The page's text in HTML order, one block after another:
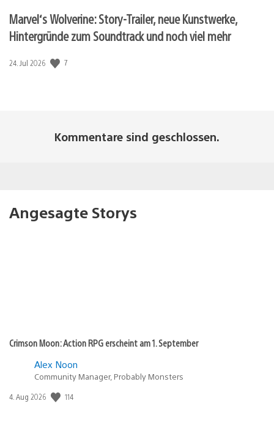
Marvel‘s Wolverine: Story-Trailer, neue Kunstwerke,
Hintergründe zum Soundtrack und noch viel mehr
Veröffentlichungsdatum:
24. Jul 2026 7
Kommentare sind geschlossen.
Angesagte Storys
Crimson Moon: Action RPG erscheint am 1. September
Alex Noon
Community Manager, Probably Monsters
Veröffentlichungsdatum:
4. Aug 2026 114